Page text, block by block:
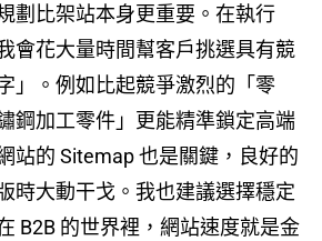
劃比架站本身更重要。在執行
會花大量時間幫客戶挑選具有競
」。例如比起競爭激烈的「零
鋼加工零件」更能精準鎖定高端
站的 Sitemap 也是關鍵，良好的
時大動干戈。我也建議選擇穩定
B2B 的世界裡，網站速度就是金